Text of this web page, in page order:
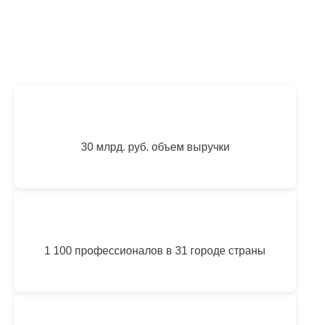
30 млрд. руб. объем выручки
1 100 профессионалов в 31 городе страны